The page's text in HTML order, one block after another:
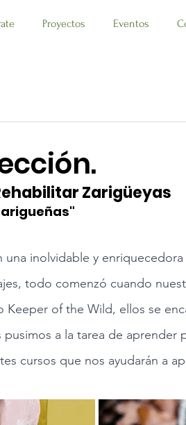
Proyectos Eventos
Zarigüeyas
inolvidable y
todo comenzó cuando
Keeper of the Wild, ellos se
a la tarea de aprender
cursos que nos ayudarán a